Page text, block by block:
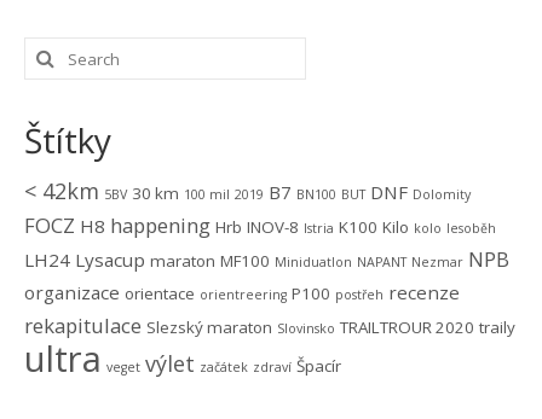
Štítky
< 42km 5BV 30 km 100 mil 2019 B7 BN100 BUT DNF Dolomity
FOCZ H8 happening Hrb INOV-8 Istria K100 Kilo kolo lesoběh
LH24 Lysacup maraton MF100 Miniduatlon NAPANT Nezmar NPB
organizace orientace orientreering P100 postřeh recenze
rekapitulace Slezský maraton Slovinsko TRAILTROUR 2020 traily
ultra veget výlet začátek zdraví Špacír